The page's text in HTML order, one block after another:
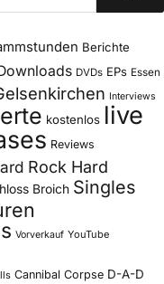
Berichte
DVDs EPs Essen
Interviews
kostenlos live
Reviews
Rock Hard
Broich Singles
Vorverkauf YouTube
Cannibal Corpse D-A-D